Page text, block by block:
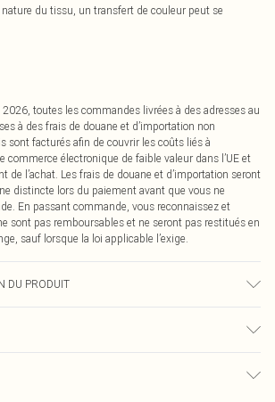
du tissu, un transfert de couleur peut se
toutes les commandes livrées à des adresses au
à des frais de douane et d’importation non
sont facturés afin de couvrir les coûts liés à
commerce électronique de faible valeur dans l’UE et
de l’achat. Les frais de douane et d’importation seront
distincte lors du paiement avant que vous ne
En passant commande, vous reconnaissez et
sont pas remboursables et ne seront pas restitués en
sauf lorsque la loi applicable l’exige.
DU PRODUIT